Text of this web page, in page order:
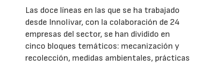
Las doce líneas en las que se ha trabajado
desde Innolivar, con la colaboración de 24
empresas del sector, se han dividido en
cinco bloques temáticos: mecanización y
recolección, medidas ambientales, prácticas